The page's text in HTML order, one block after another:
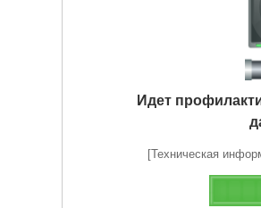
Идет
[Техническая